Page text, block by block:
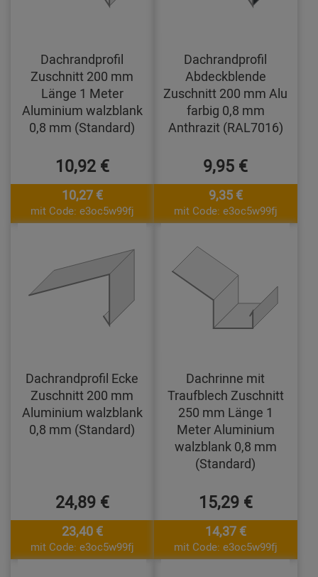
Dachrandprofil
Zuschnitt 200 mm
Länge 1 Meter
Aluminium walzblank
0,8 mm (Standard)
10,92 €
10,27 €
mit Code: e3oc5w99fj
Dachrandprofil
Abdeckblende
Zuschnitt 200 mm Alu
farbig 0,8 mm
Anthrazit (RAL7016)
9,95 €
9,35 €
mit Code: e3oc5w99fj
Dachrandprofil Ecke
Zuschnitt 200 mm
Aluminium walzblank
0,8 mm (Standard)
24,89 €
23,40 €
mit Code: e3oc5w99fj
Dachrinne mit
Traufblech Zuschnitt
250 mm Länge 1
Meter Aluminium
walzblank 0,8 mm
(Standard)
15,29 €
14,37 €
mit Code: e3oc5w99fj